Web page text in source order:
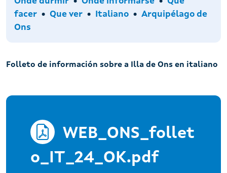
facer
Que ver Idiomas
Italiano Arquipélagos
Arquipélago de
Ons
Folleto de información sobre a Illa de Ons en italiano
WEB_ONS_follet
o_IT_24_OK.pdf